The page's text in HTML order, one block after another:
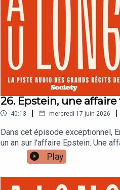
26. Epstein, une affaire
40:13 | mercredi 17 juin 2026 |
Dans cet épisode exceptionnel,
un an sur l'affaire Epstein. Une
dans un livre disponible dès
tout le travail accompli, les
Play